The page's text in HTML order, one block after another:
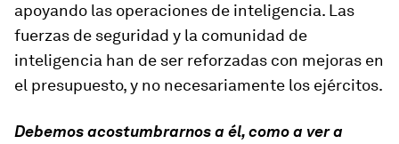
apoyando las operaciones de inteligencia. Las
fuerzas de seguridad y la comunidad de
inteligencia han de ser reforzadas con mejoras en
el presupuesto, y no necesariamente los ejércitos.
Debemos acostumbrarnos a él, como a ver a